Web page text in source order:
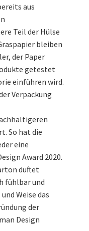
aus
Teil der Hülse
bleiben
der Paper
getestet
einführen wird.
Verpackung
So hat die
eine
Award 2020.
duftet
fühlbar und
Weise das
der
Design